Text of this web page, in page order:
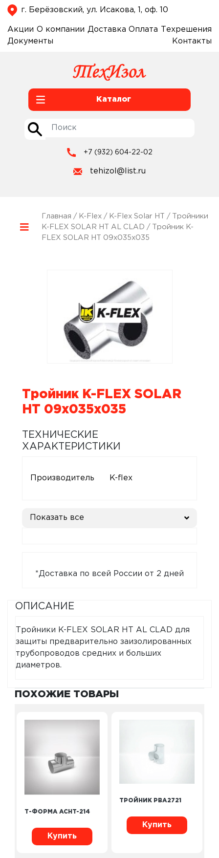
г. Берёзовский, ул. Исакова, 1, оф. 10
Акции О компании Доставка Оплата
Техрешения
Документы
Контакты
Каталог
+7 (932) 604-22-02
tehizol@list.ru
Главная / K-Flex/ K-Flex Solar HT /
Тройники
K-FLEX SOLAR HT AL CLAD / Тройник K-
FLEX SOLAR HT 09x035x035
Тройник K-FLEX SOLAR
HT 09x035x035
ТЕХНИЧЕСКИЕ
ХАРАКТЕРИСТИКИ
Производитель K-flex
Показать все
*Доставка по всей России от 2 дней
ОПИСАНИЕ
Тройники K-FLEX SOLAR HT AL CLAD для
защиты предварительно заизолированных
трубопроводов средних и больших
диаметров.
ПОХОЖИЕ ТОВАРЫ
Т-ФОРМА ACHT-214
Купить
ТРОЙНИК PBA2721
Купить